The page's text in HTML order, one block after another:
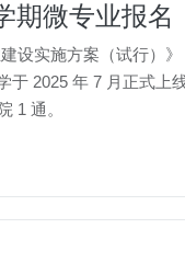
期微专业报名
设实施方案（试行）
于 2025 年 7 月正式
个微专业 序号 类别 项目名称 负责学院 1 通。